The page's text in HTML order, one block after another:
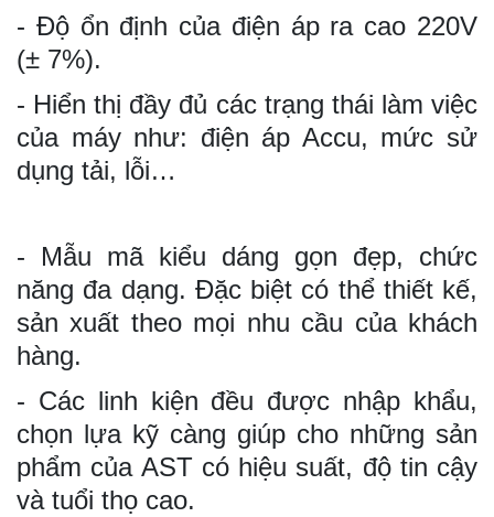
- Độ ổn định của điện áp ra cao 220V
(± 7%).
- Hiển thị đầy đủ các trạng thái làm việc
của máy như: điện áp Accu, mức sử
dụng tải, lỗi…
- Mẫu mã kiểu dáng gọn đẹp, chức
năng đa dạng. Đặc biệt có thể thiết kế,
sản xuất theo mọi nhu cầu của khách
hàng.
- Các linh kiện đều được nhập khẩu,
chọn lựa kỹ càng giúp cho những sản
phẩm của AST có hiệu suất, độ tin cậy
và tuổi thọ cao.